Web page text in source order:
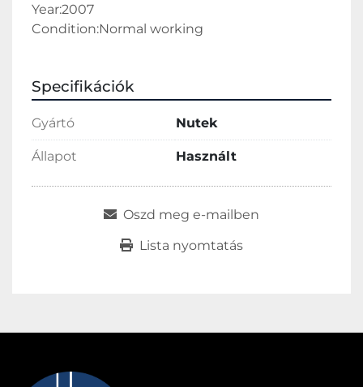
Year:2007
Condition:Normal working
Specifikációk
Gyártó Nutek
Állapot Használt
Oszd meg e-mailben
Lista nyomtatás